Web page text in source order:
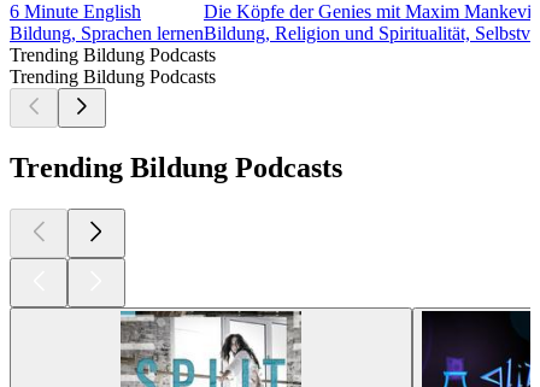
6 Minute English
Bildung, Sprachen lernen
Die Köpfe der Genies mit Maxim
Bildung, Religion und Spiritualität,
Trending Bildung Podcasts
Trending Bildung Podcasts
Trending Bildung Podcasts